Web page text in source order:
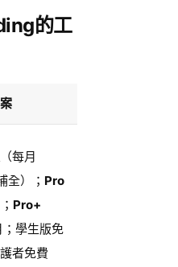
的工
（每月
全）； Pro
Pro+
學生版免
者免費